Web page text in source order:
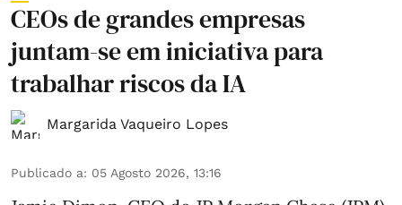
CEOs de grandes empresas
juntam-se em iniciativa para
trabalhar riscos da IA
Margarida Vaqueiro Lopes
Publicado a: 05 Agosto 2026, 13:16